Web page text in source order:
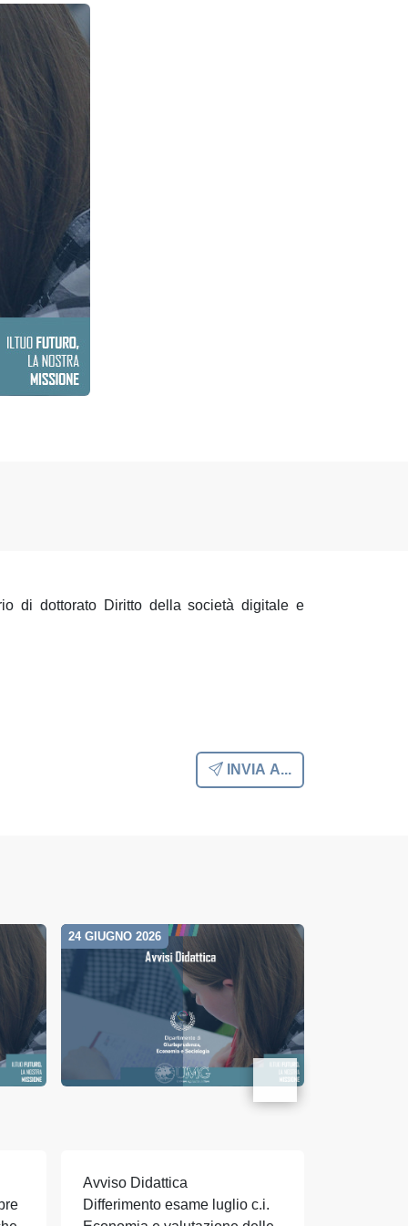
di dottorato Diritto della società digitale e
INVIA A...
24 GIUGNO 2026
Avviso Didattica
Differimento esame luglio c.i.